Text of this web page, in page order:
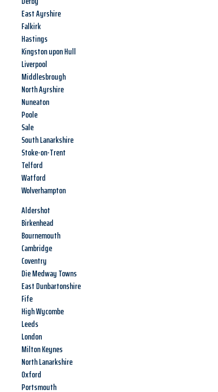
East Ayrshire
Falkirk
Hastings
Kingston upon Hull
Liverpool
Middlesbrough
North Ayrshire
Nuneaton
Poole
Sale
South Lanarkshire
Stoke-on-Trent
Telford
Watford
Wolverhampton
Aldershot
Birkenhead
Bournemouth
Cambridge
Coventry
Die Medway Towns
East Dunbartonshire
Fife
High Wycombe
Leeds
London
Milton Keynes
North Lanarkshire
Oxford
Portsmouth